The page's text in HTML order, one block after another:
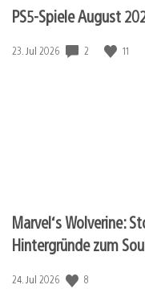
PS5-Spiele August
Veröffentlichungsdatum:
23. Jul 2026 2 11
Marvel‘s Wolverine:
Hintergründe zum
Veröffentlichungsdatum:
24. Jul 2026 8